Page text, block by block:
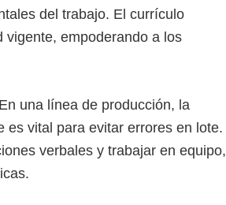
del trabajo. El currículo
vigente, empoderando a los
una línea de producción, la
es vital para evitar errores en lote.
verbales y trabajar en equipo,